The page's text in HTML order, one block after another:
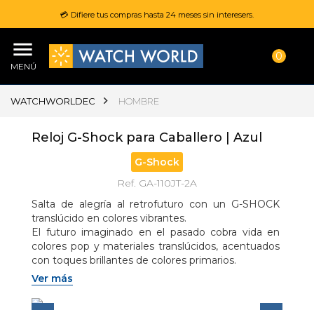
💳 Difiere tus compras hasta 24 meses sin interesers.
MENÚ
0
WATCHWORLDEC HOMBRE
Reloj G-Shock para Caballero | Azul
G-Shock
Ref. GA-110JT-2A
Salta de alegría al retrofuturo con un G-SHOCK
translúcido en colores vibrantes.
El futuro imaginado en el pasado cobra vida en
colores pop y materiales translúcidos, acentuados
con toques brillantes de colores primarios.
Ver más